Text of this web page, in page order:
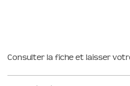
Consulter la fiche et laisser